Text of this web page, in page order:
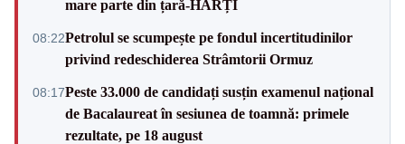
mare parte din țară-HĂRȚI
08:22Petrolul se scumpește pe fondul incertitudinilor
privind redeschiderea Strâmtorii Ormuz
08:17Peste 33.000 de candidați susțin examenul național
de Bacalaureat în sesiunea de toamnă: primele
rezultate, pe 18 august